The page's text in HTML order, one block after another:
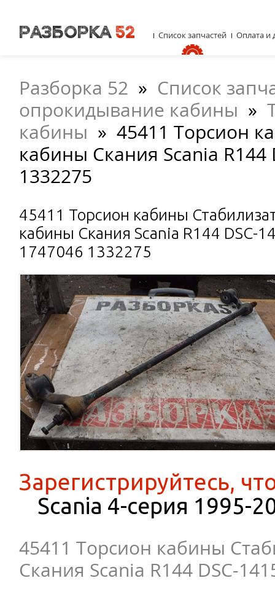
Разборка 52 » Список
опрокидывание кабины »
кабины » 45411 Торсион
кабины Скания Scania R144
1332275
45411 Торсион кабины
кабины Скания Scania R144 DSC-
1747046 1332275
Зарегистрируйтесь,
Scania 4-серия 1995-
45411 Торсион кабины
Скания Scania R144 DSC-
Список запчастей Оплата и